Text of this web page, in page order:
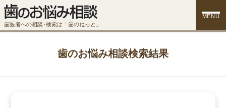
歯医者への相談･検索は「歯のねっと」
MENU
歯のお悩み相談検索結果